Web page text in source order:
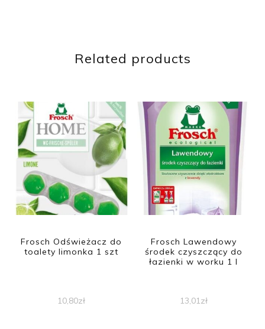
Related products
Frosch Odświeżacz do
toalety limonka 1 szt
10,80zł
Frosch Lawendowy
środek czyszczący do
łazienki w worku 1 l
13,01zł